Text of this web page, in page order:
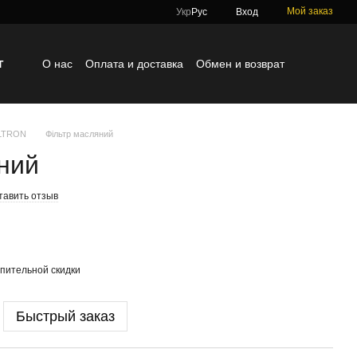
Укр Рус Вход Мой заказ
О нас Оплата и доставка
Обмен и возврат
Фільтр масляний
отзыв
скидки
Быстрый заказ